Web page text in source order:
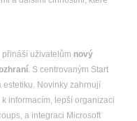
uživatelům nový
. S centrovaným Start
Novinky zahrnují
informacím, lepší organizaci
a integraci Microsoft